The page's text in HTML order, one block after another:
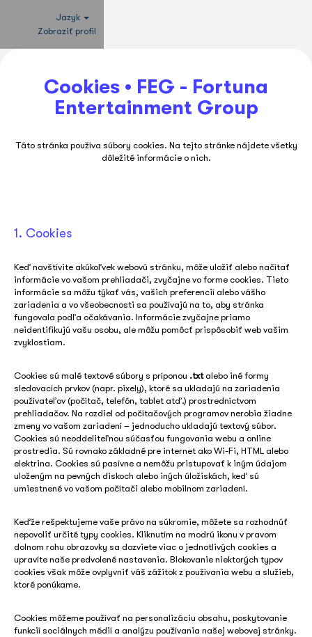
Jazyk
Zobraziť profil
Cookies • FEG - Fortuna
Entertainment Group
Táto stránka používa súbory cookies. Na tejto stránke nájdete všetky
dôležité informácie o nich.
1. Cookies
Keď navštívite akúkoľvek webovú stránku, môže uložiť alebo načítať
informácie vo vašom prehliadači, zvyčajne vo forme cookies. Tieto
informácie sa môžu týkať vás, vašich preferencií alebo vášho
zariadenia a vo všeobecnosti sa používajú na to, aby stránka
fungovala podľa očakávania. Informácie zvyčajne priamo
neidentifikujú vašu osobu, ale môžu pomôcť prispôsobiť web vašim
zvyklostiam.
Cookies sú malé textové súbory s príponou .txtalebo iné formy
sledovacích prvkov (napr. pixely), ktoré sa ukladajú na zariadenia
používateľov (počítač, telefón, tablet atď.) prostredníctvom
prehliadačov. Na rozdiel od počítačových programov nerobia žiadne
zmeny vo vašom zariadení – jednoducho ukladajú textový súbor.
Cookies sú neoddeliteľnou súčasťou fungovania webu a online
prostredia. Sú rovnako základné pre internet ako Wi-Fi, HTML alebo
elektrina. Cookies sú pasívne a nemôžu pristupovať k iným údajom
uloženým na pevných diskoch alebo iných úložiskách, keď sú
umiestnené vo vašom počítači alebo mobilnom zariadení.
Keďže rešpektujeme vaše právo na súkromie, môžete sa rozhodnúť
nepovoliť určité typy cookies. Kliknutím na modrú ikonu v pravom
dolnom rohu obrazovky sa dozviete viac o jednotlivých cookies a
upravíte naše predvolené nastavenia. Blokovanie niektorých typov
cookies však môže ovplyvniť váš zážitok z používania webu a služieb,
ktoré ponúkame.
Cookies môžeme používať na personalizáciu obsahu, poskytovanie
funkcií sociálnych médií a analýzu používania našej webovej stránky.